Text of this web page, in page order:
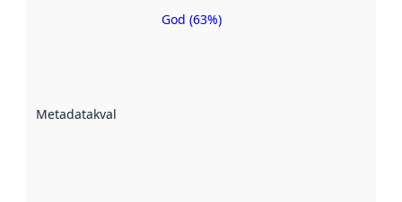
Metadatakvalitet
Metadatakvalitet
God (63%)